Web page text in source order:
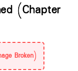
(Chapter